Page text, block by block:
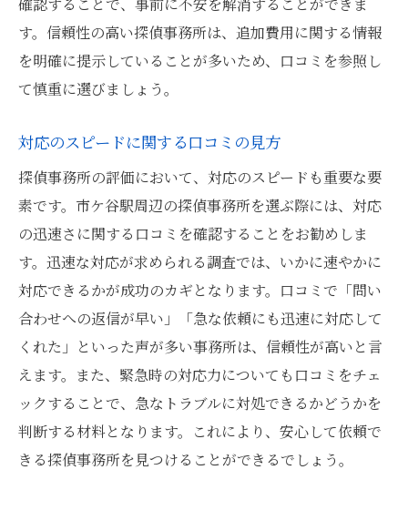
す。信頼性の高い探偵事務所は、追加費用に関する情報
を明確に提示していることが多いため、口コミを参照し
て慎重に選びましょう。
対応のスピードに関する口コミの見方
探偵事務所の評価において、対応のスピードも重要な要
素です。市ケ谷駅周辺の探偵事務所を選ぶ際には、対応
の迅速さに関する口コミを確認することをお勧めしま
す。迅速な対応が求められる調査では、いかに速やかに
対応できるかが成功のカギとなります。口コミで「問い
合わせへの返信が早い」「急な依頼にも迅速に対応して
くれた」といった声が多い事務所は、信頼性が高いと言
えます。また、緊急時の対応力についても口コミをチェ
ックすることで、急なトラブルに対処できるかどうかを
判断する材料となります。これにより、安心して依頼で
きる探偵事務所を見つけることができるでしょう。